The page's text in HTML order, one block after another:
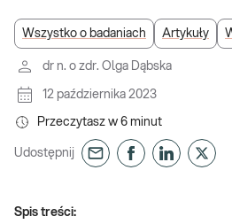
Wszystko o badaniach Artykuły
dr n. o zdr. Olga Dąbska
12 października 2023
Przeczytasz w 6 minut
Udostępnij
Spis treści: